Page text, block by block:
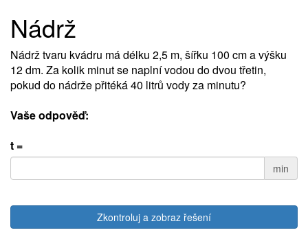
Nádrž
Nádrž tvaru kvádru má délku 2,5 m, šířku 100 cm a výšku
12 dm. Za kolik minut se naplní vodou do dvou třetin,
pokud do nádrže přitéká 40 litrů vody za minutu?
Vaše odpověď:
t =
min
Zkontroluj a zobraz řešení